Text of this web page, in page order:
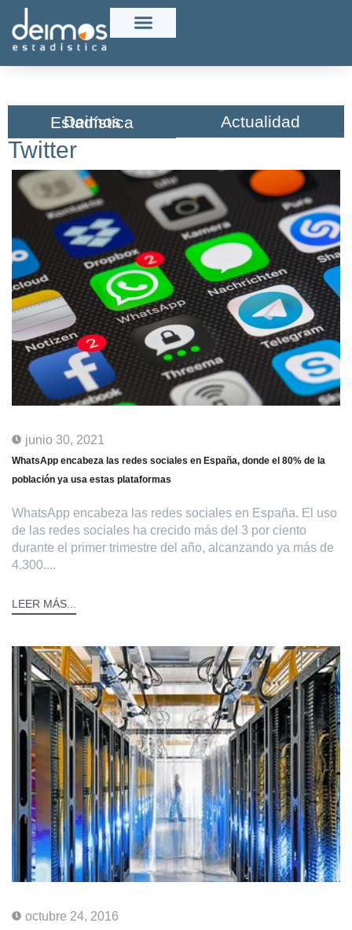
Deimos Estadística​ Actualidad
Twitter
junio 30, 2021
WhatsApp encabeza las redes sociales en España, donde el 80% de la
población ya usa estas plataformas
WhatsApp encabeza las redes sociales en España. El uso
de las redes sociales ha crecido más del 3 por ciento
durante el primer trimestre del año, alcanzando ya más de
4.300....
LEER MÁS...
octubre 24, 2016